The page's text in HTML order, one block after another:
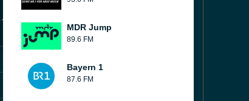
MDR Jump
89.6 FM
Bayern 1
87.6 FM